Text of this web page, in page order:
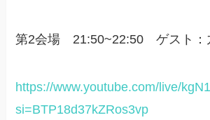
第2会場 21:50~22:50 ゲスト：
https://www.youtube.com/live/
si=BTP18d37kZRos3vp